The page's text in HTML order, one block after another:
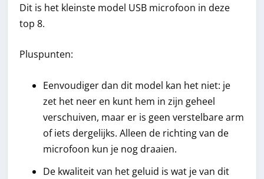
Dit is het kleinste model USB microfoon in deze
top 8.
Pluspunten:
Eenvoudiger dan dit model kan het niet: je
zet het neer en kunt hem in zijn geheel
verschuiven, maar er is geen verstelbare arm
of iets dergelijks. Alleen de richting van de
microfoon kun je nog draaien.
De kwaliteit van het geluid is wat je van dit